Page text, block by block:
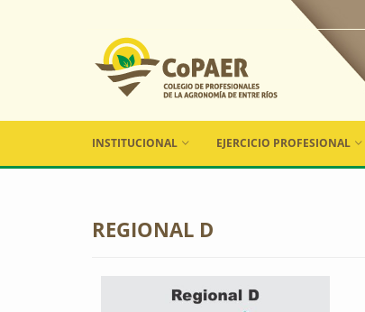
COPAER
INSTITUCIONAL EJERCICIO PROFESIONAL
REGIONAL D